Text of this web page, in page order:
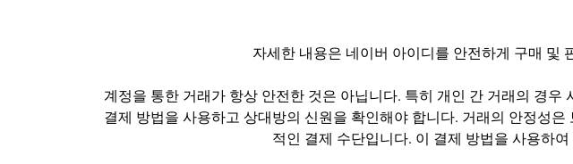
자세한 내용은 네이버 아이디를 안전하게 구매 및
계정을 통한 거래가 항상 안전한 것은 아닙니다. 특히 개인 간 거래의 경
결제 방법을 사용하고 상대방의 신원을 확인해야 합니다. 거래의 안정성
적인 결제 수단입니다. 이 결제 방법을 사용하